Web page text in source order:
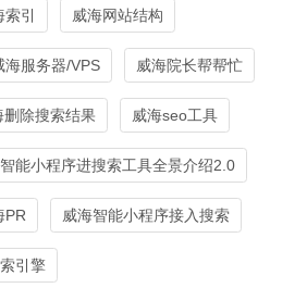
引 威海网站结构
海服务器/VPS 威海院长帮帮忙
删除搜索结果 威海seo工具
能小程序进搜索工具全景介绍2.0
PR 威海智能小程序接入搜索
引擎